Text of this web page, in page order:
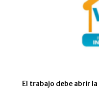
El trabajo debe abrir